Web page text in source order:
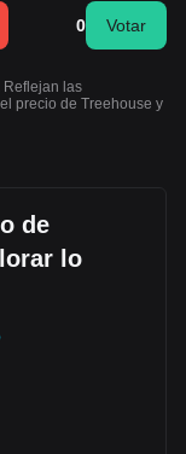
0 Votar
Reflejan las
precio de Treehouse y
de
lo